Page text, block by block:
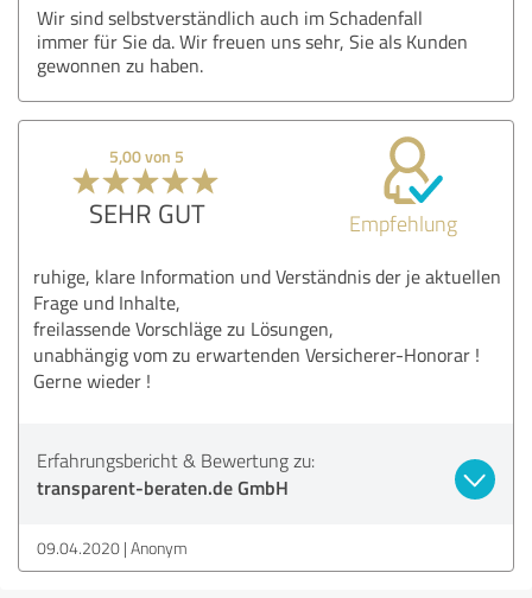
Wir sind selbstverständlich auch im Schadenfall
immer für Sie da. Wir freuen uns sehr, Sie als Kunden
gewonnen zu haben.
5,00 von 5
SEHR GUT Empfehlung
ruhige, klare Information und Verständnis der je aktuellen
Frage und Inhalte,
freilassende Vorschläge zu Lösungen,
unabhängig vom zu erwartenden Versicherer-Honorar !
Gerne wieder !
Erfahrungsbericht & Bewertung zu:
transparent-beraten.de GmbH
09.04.2020 Anonym